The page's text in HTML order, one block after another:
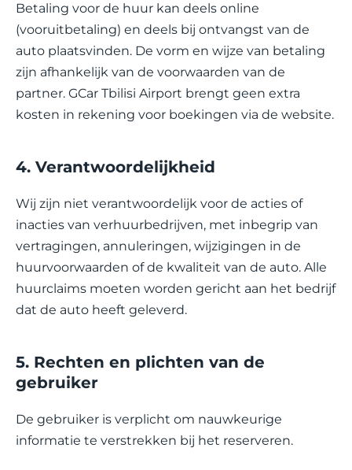
Betaling voor de huur kan deels online
(vooruitbetaling) en deels bij ontvangst van de
auto plaatsvinden. De vorm en wijze van betaling
zijn afhankelijk van de voorwaarden van de
partner. GCar Tbilisi Airport brengt geen extra
kosten in rekening voor boekingen via de website.
4. Verantwoordelijkheid
Wij zijn niet verantwoordelijk voor de acties of
inacties van verhuurbedrijven, met inbegrip van
vertragingen, annuleringen, wijzigingen in de
huurvoorwaarden of de kwaliteit van de auto. Alle
huurclaims moeten worden gericht aan het bedrijf
dat de auto heeft geleverd.
5. Rechten en plichten van de
gebruiker
De gebruiker is verplicht om nauwkeurige
informatie te verstrekken bij het reserveren.